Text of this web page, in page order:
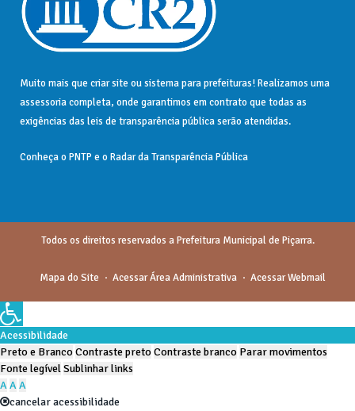
Muito mais que criar site ousistema para prefeituras! Realizamos uma
assessoriacompleta, onde garantimos em contrato que todas as
exigências das leis de transparência públicaserão atendidas.
Conheça o PNTP e o Radar da Transparência Pública
Todos os direitos reservados a Prefeitura Municipal de Piçarra.
Mapa do Site Acessar Área Administrativa Acessar Webmail
Acessibilidade
Preto e BrancoContraste pretoContraste branco Parar movimentos
Fonte legívelSublinhar links
AAA
cancelar acessibilidade